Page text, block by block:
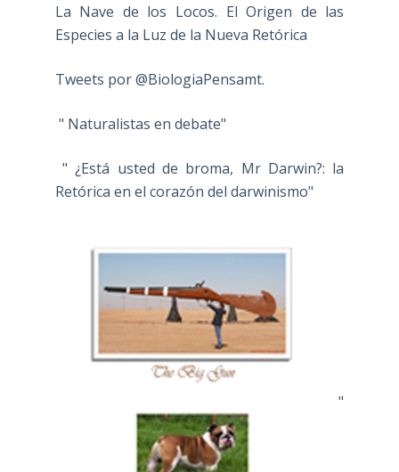
La Nave de los Locos. El Origen de las
Especies a la Luz de la Nueva Retórica
Tweets por @BiologiaPensamt.
" Naturalistas en debate"
" ¿Está usted de broma, Mr Darwin?: la
Retórica en el corazón del darwinismo"
"